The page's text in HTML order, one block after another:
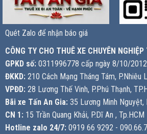
Quét Zalo để nhận báo giá
CÔNG TY CHO THUÊ XE CHUYÊN
GPKD số: 0311996778 cấp ngày 8/10/
ĐKKD: 210 Cách Mạng Tháng Tám, P.Nhiêu
VPĐD: 28 Lương Thế Vinh, P.Phú Thạnh,
Bãi xe Tấn An Gia: 35 Lương Minh Nguyệt,
CN 1: 15 Trần Quang Khải, P.Dĩ An , Tp.HCM
Hotline zalo 24/7: 0919 66 9292 -